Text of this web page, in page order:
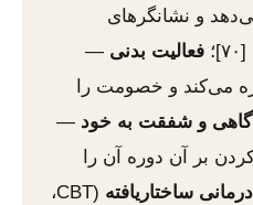
و نشانگرهای
فعالیت بدنی —
می‌کند و خصومت را
و شفقت به خود —
بر آن دوره آن را
ساختاریافته
(CBT،